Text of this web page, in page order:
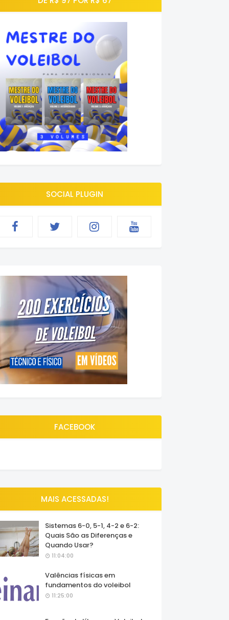
SOCIAL PLUGIN
FACEBOOK
MAIS ACESSADAS!
Sistemas 6-0, 5-1, 4-2 e 6-2:
Quais São as Diferenças e
Quando Usar?
11:04:00
Valências físicas em
fundamentos do voleibol
11:25:00